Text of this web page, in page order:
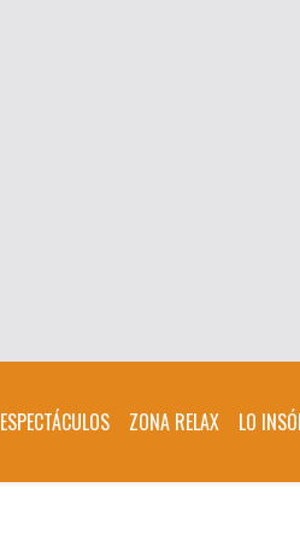
ESPECTÁCULOS ZONA RELAX LO